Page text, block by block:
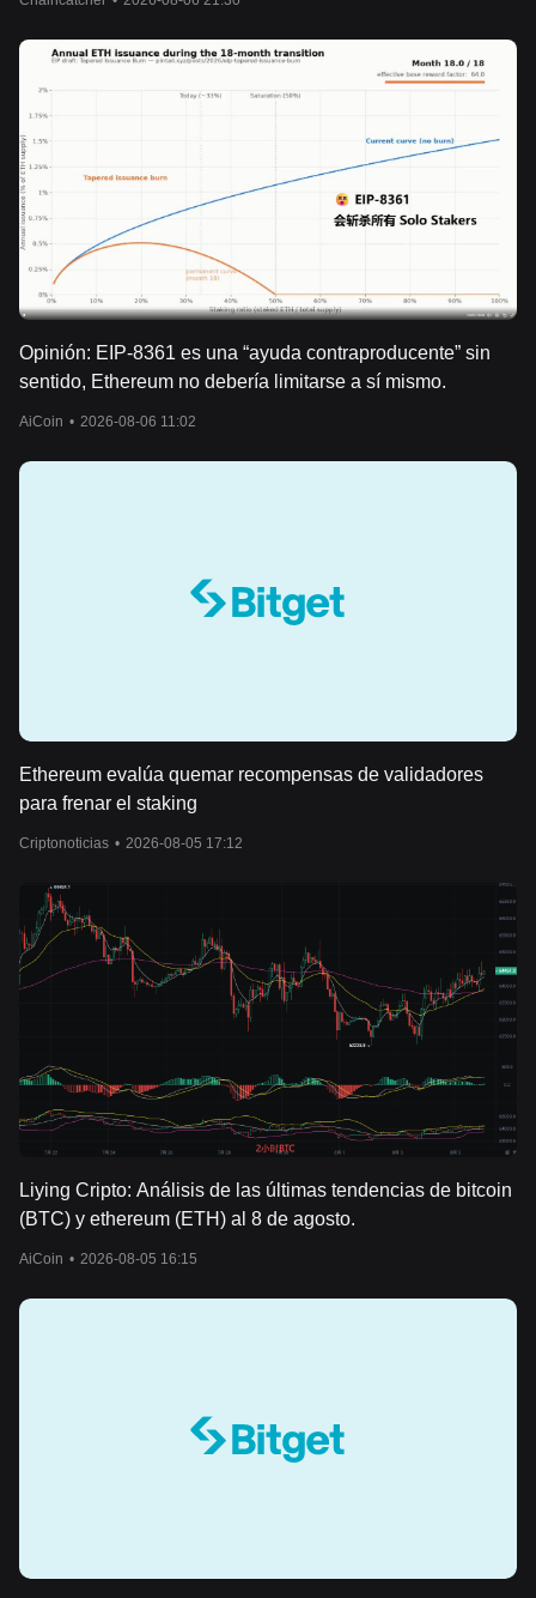
Opinión: EIP-8361 es una “ayuda contraproducente” sin
sentido, Ethereum no debería limitarse a sí mismo.
AiCoin • 2026-08-06 11:02
Ethereum evalúa quemar recompensas de validadores
para frenar el staking
Criptonoticias • 2026-08-05 17:12
Liying Cripto: Análisis de las últimas tendencias de bitcoin
(BTC) y ethereum (ETH) al 8 de agosto.
AiCoin • 2026-08-05 16:15